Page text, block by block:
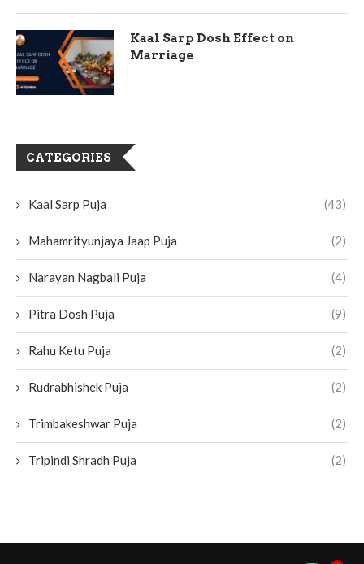
Kaal Sarp Dosh Effect on
Marriage
CATEGORIES
Kaal Sarp Puja (43)
Mahamrityunjaya Jaap Puja (2)
Narayan Nagbali Puja (4)
Pitra Dosh Puja (9)
Rahu Ketu Puja (2)
Rudrabhishek Puja (2)
Trimbakeshwar Puja (2)
Tripindi Shradh Puja (2)